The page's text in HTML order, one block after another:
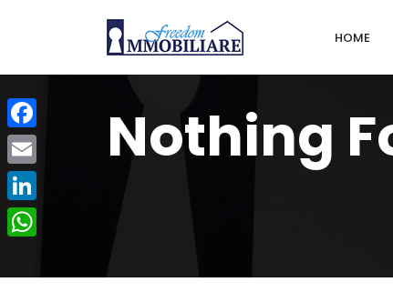
HOME
Nothing
Facebook
Email
LinkedIn